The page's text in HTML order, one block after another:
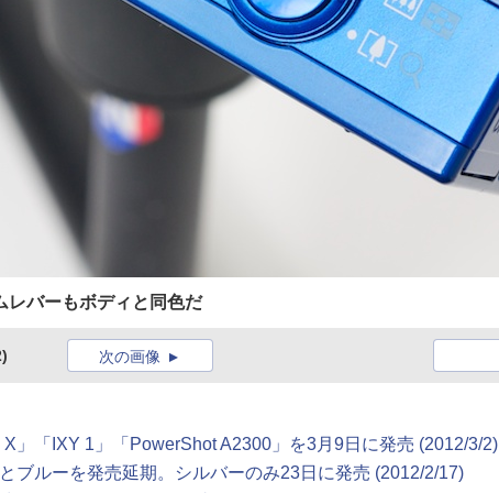
レバーもボディと同色だ
次の画像
」「IXY 1」「PowerShot A2300」を3月9日に発売 (2012/3/2)
ブルーを発売延期。シルバーのみ23日に発売 (2012/2/17)